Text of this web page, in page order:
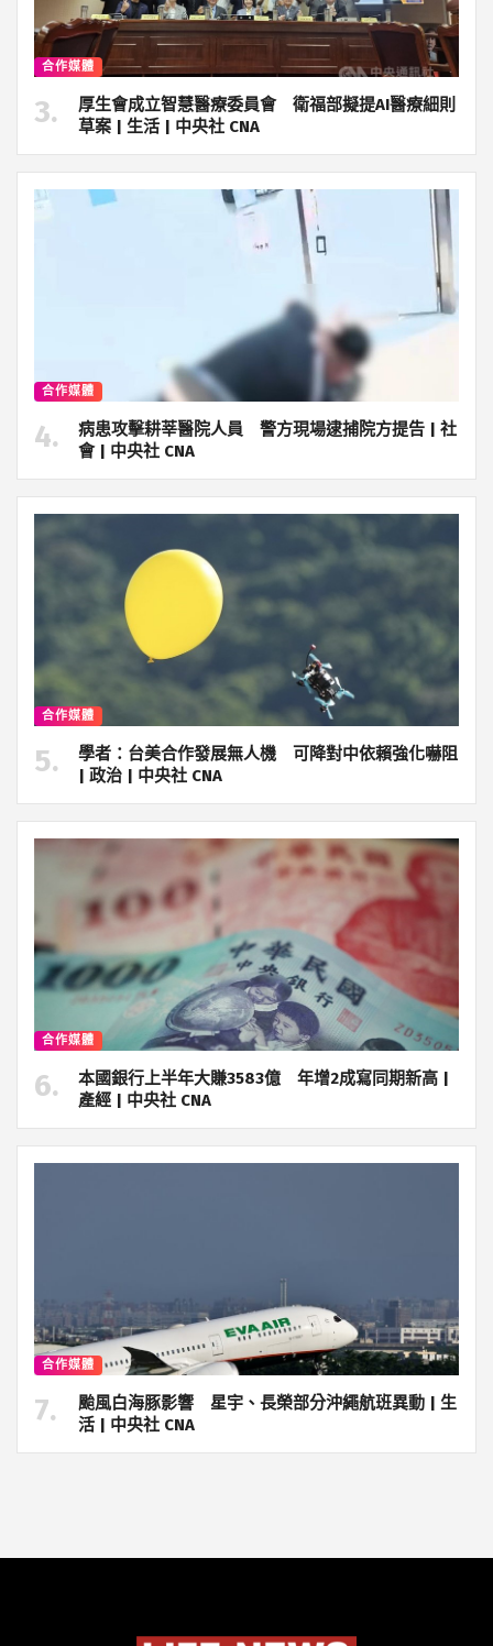
合作媒體
厚生會成立智慧醫療委員會 衛福部擬提AI醫療細則
草案 | 生活 | 中央社 CNA
合作媒體
病患攻擊耕莘醫院人員 警方現場逮捕院方提告 | 社
會 | 中央社 CNA
合作媒體
學者：台美合作發展無人機 可降對中依賴強化嚇阻
| 政治 | 中央社 CNA
合作媒體
本國銀行上半年大賺3583億 年增2成寫同期新高 |
產經 | 中央社 CNA
合作媒體
颱風白海豚影響 星宇、長榮部分沖繩航班異動 | 生
活 | 中央社 CNA